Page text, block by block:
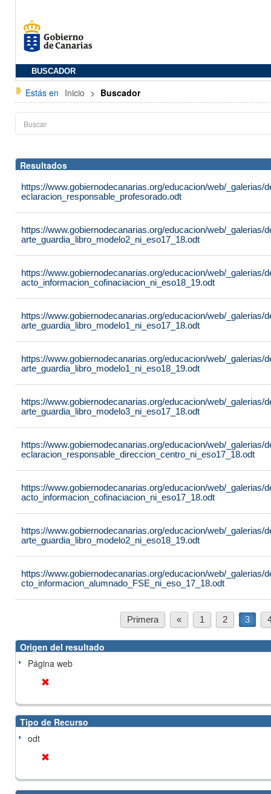
BUSCADOR
Estás en Inicio > Buscador
Resultados
https://www.gobiernodecanarias.org/educacion/web/_galerias/
eclaracion_responsable_profesorado.odt
https://www.gobiernodecanarias.org/educacion/web/_galerias/
arte_guardia_libro_modelo2_ni_eso17_18.odt
https://www.gobiernodecanarias.org/educacion/web/_galerias/
acto_informacion_cofinaciacion_ni_eso18_19.odt
https://www.gobiernodecanarias.org/educacion/web/_galerias/
arte_guardia_libro_modelo1_ni_eso17_18.odt
https://www.gobiernodecanarias.org/educacion/web/_galerias/
arte_guardia_libro_modelo1_ni_eso18_19.odt
https://www.gobiernodecanarias.org/educacion/web/_galerias/
arte_guardia_libro_modelo3_ni_eso17_18.odt
https://www.gobiernodecanarias.org/educacion/web/_galerias/
eclaracion_responsable_direccion_centro_ni_eso17_18.odt
https://www.gobiernodecanarias.org/educacion/web/_galerias/
acto_informacion_cofinaciacion_ni_eso17_18.odt
https://www.gobiernodecanarias.org/educacion/web/_galerias/
arte_guardia_libro_modelo2_ni_eso18_19.odt
https://www.gobiernodecanarias.org/educacion/web/_galerias/
cto_informacion_alumnado_FSE_ni_eso_17_18.odt
Primera « 1 2 3
Origen del resultado
Página web
Tipo de Recurso
odt